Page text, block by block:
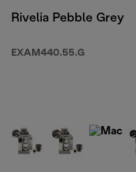
Rivelia Pebble Grey
EXAM440.55.G